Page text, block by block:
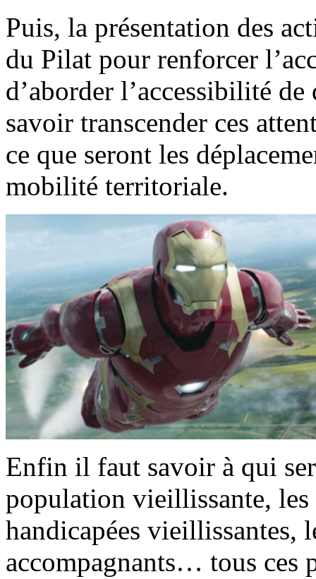
Puis, la présentation des
du Pilat pour renforcer
d’aborder l’accessibilité
savoir transcender ces
ce que seront les
mobilité territoriale.
Enfin il faut savoir à qui
population vieillissante, les
handicapées vieillissantes,
accompagnants… tous ces